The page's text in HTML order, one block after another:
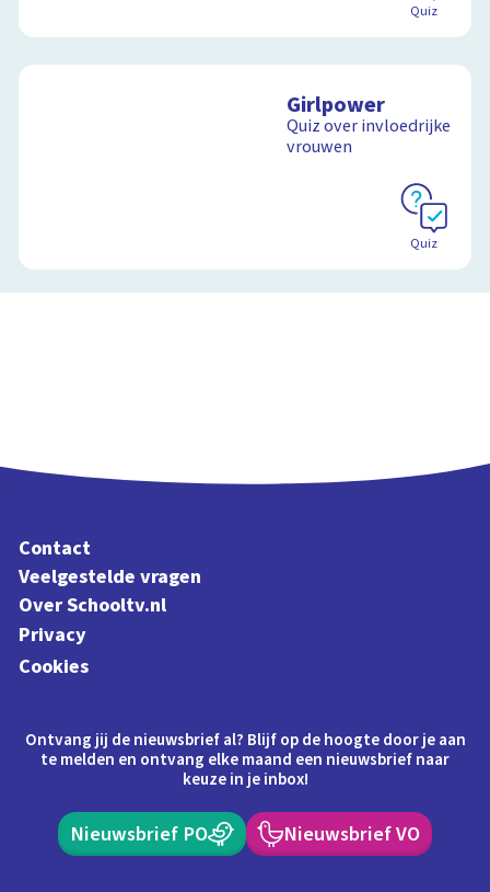
Quiz
Girlpower
Quiz over invloedrijke
vrouwen
Quiz
Contact
Veelgestelde vragen
Over Schooltv.nl
Privacy
Cookies
Ontvang jij de nieuwsbrief al? Blijf op de hoogte door je aan
te melden en ontvang elke maand een nieuwsbrief naar
keuze in je inbox!
Nieuwsbrief PO Nieuwsbrief VO